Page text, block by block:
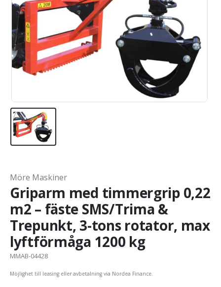
Möre Maskiner
Griparm med timmergrip 0,22
m2 – fäste SMS/Trima &
Trepunkt, 3-tons rotator, max
lyftförmåga 1200 kg
MMAB-04428
Möjlighet till leasing eller avbetalning via Nordea Finance.